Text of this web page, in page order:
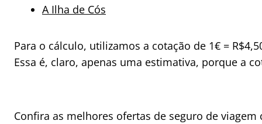
A Ilha de Cós
Para o cálculo, utilizamos a cotação de 1€ =
Essa é, claro, apenas uma estimativa, porque a
Confira as melhores ofertas de seguro de